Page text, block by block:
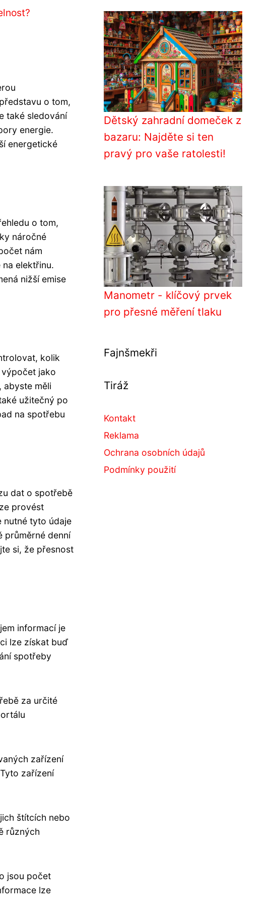
o tom,
také sledování
energie.
energetické
o tom,
náročné
nám
elektřinu.
nižší emise
kolik
jako
abyste měli
užitečný po
na spotřebu
dat o spotřebě
provést
nutné tyto údaje
průměrné denní
si, že přesnost
informací je
lze získat buď
spotřeby
za určité
zařízení
zařízení
štítcích nebo
různých
jsou počet
lze
Dětský zahradní domeček z
bazaru: Najděte si ten
pravý pro vaše ratolesti!
Manometr - klíčový prvek
pro přesné měření tlaku
Fajnšmekři
Tiráž
Kontakt
Reklama
Ochrana osobních údajů
Podmínky použití